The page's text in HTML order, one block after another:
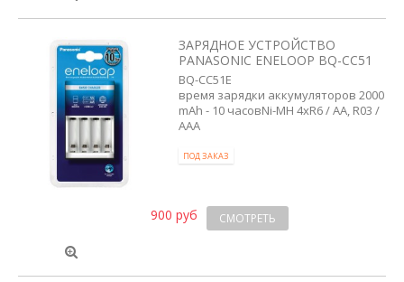
ЗАРЯДНОЕ УСТРОЙСТВО
PANASONIC ENELOOP BQ-CC51
BQ-CC51E
время зарядки аккумуляторов 2000
mAh - 10 часовNi-MH 4xR6 / AA, R03 /
AAA
ПОД ЗАКАЗ
900 руб СМОТРЕТЬ